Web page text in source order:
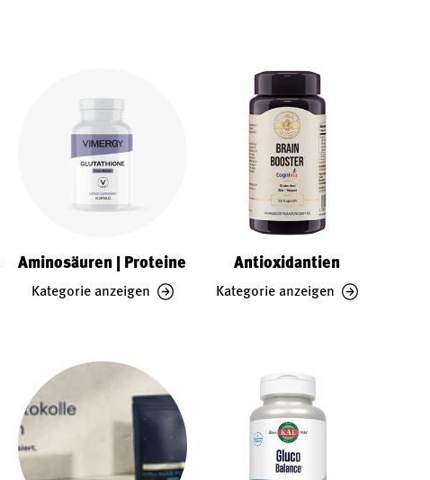
Aminosäuren | Proteine
Kategorie anzeigen
Antioxidantien
Kategorie anzeigen